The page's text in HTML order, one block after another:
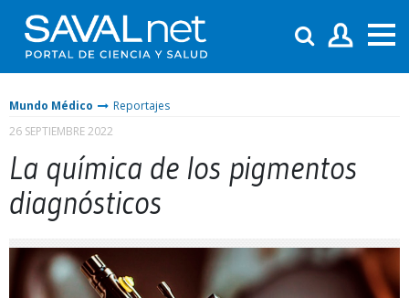
Mundo Médico
Reportajes
26 SEPTIEMBRE 2022
La química de los pigmentos
diagnósticos